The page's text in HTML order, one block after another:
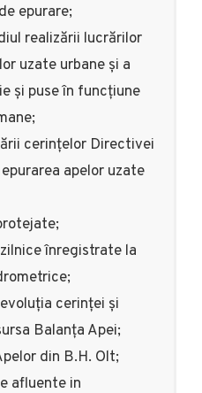
epurare;
realizării lucrărilor
uzate urbane și a
și puse în funcțiune
cerințelor Directivei
apelor uzate
înregistrate la
cerinței și
Balanța Apei;
din B.H. Olt;
afluente in